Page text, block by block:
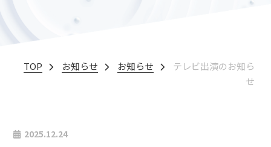
TOP お知らせ お知らせ
テレビ出演のお知ら
せ
2025.12.24